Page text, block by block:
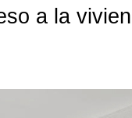
a la